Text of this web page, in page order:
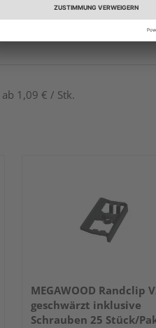
ab 1,09 € / Stk.
MEGAWOOD Randclip
geschwärzt inklusive
Schrauben 25 Stück/